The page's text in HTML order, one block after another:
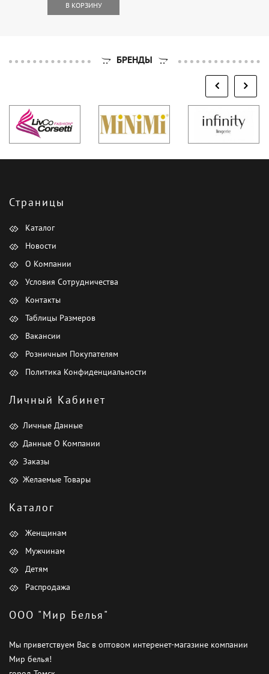
В КОРЗИНУ
БРЕНДЫ
Страницы
Каталог
Новости
О Компании
Условия Сотрудничества
Контакты
Таблицы Размеров
Вакансии
Розничным Покупателям
Политика Конфиденциальности
Личный Кабинет
Личные Данные
Данные О Компании
Заказы
Желаемые Товары
Каталог
Женщинам
Мужчинам
Детям
Распродажа
ООО "Мир Белья"
Мы приветствуем Вас в оптовом интеренет-магазине компании
Мир белья!